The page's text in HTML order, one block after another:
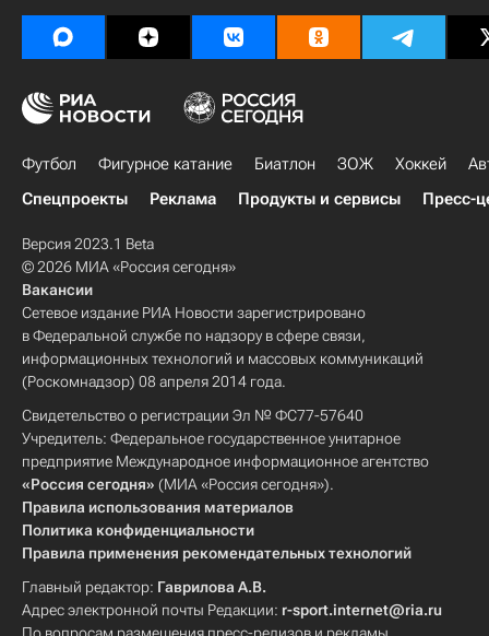
Футбол Фигурное катание Биатлон ЗОЖ Хоккей
Спецпроекты
Реклама Продукты и сервисы Пресс-
Версия 2023.1 Beta
© 2026 МИА «Россия сегодня»
Вакансии
Сетевое издание РИА Новости зарегистрировано
в Федеральной службе по надзору в сфере связи,
информационных технологий и массовых коммуникаций
(Роскомнадзор) 08 апреля 2014 года.
Свидетельство о регистрации Эл № ФС77-57640
Учредитель: Федеральное государственное унитарное
предприятие Международное информационное агентство
«Россия сегодня» (МИА «Россия сегодня»).
Правила использования материалов
Политика конфиденциальности
Правила применения рекомендательных технологий
Главный редактор: Гаврилова А.В.
Адрес электронной почты Редакции: r-sport.internet@ria.ru